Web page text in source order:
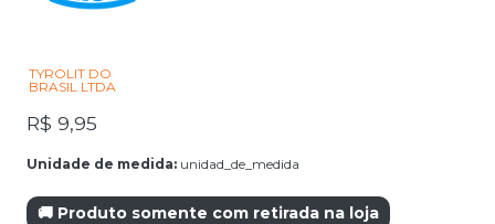
TYROLIT DO
BRASIL LTDA
R$ 9,95
Unidade de medida: unidad_de_medida
🚚 Produto somente com retirada na loja